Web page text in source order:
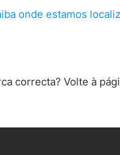
onde estamos
correcta? Volte à